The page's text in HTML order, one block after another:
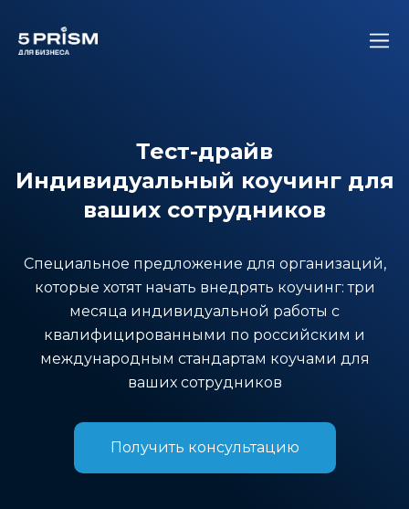
Тест-драйв
Индивидуальный коучинг для
ваших сотрудников
Специальное предложение для организаций,
которые хотят начать внедрять коучинг: три
месяца индивидуальной работы с
квалифицированными по российским и
международным стандартам коучами для
ваших сотрудников
Получить консультацию